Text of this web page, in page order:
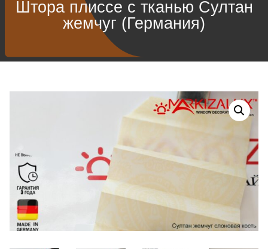
Штора плиссе с тканью Султан
жемчуг (Германия)